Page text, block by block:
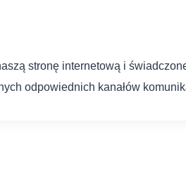
stronę internetową i
odpowiednich kanałów